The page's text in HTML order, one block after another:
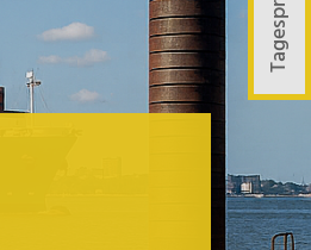
Tagespreis